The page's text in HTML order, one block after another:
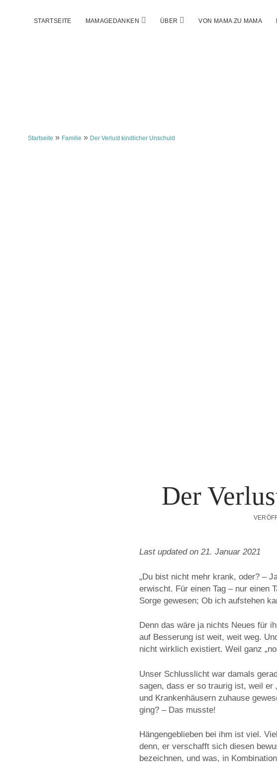
STARTSEITE MAMAGEDANKEN Menü
ÜBER MenüVON MAMA ZU MAMA
Startseite » Familie » Der Verlust kindlicher Unschuld
Der
Last updated on 21. Januar 2021
„Du bist nicht mehr krank, oder? –
erwischt. Für einen Tag – nur einen
Sorge gewesen; Ob ich aufstehen
Denn das wäre ja nichts Neues für
auf Besserung ist weit, weit weg.
nicht wirklich existiert. Weil ganz
Unser Schlusslicht war damals
sagen, dass er so traurig ist, weil er
und Krankenhäusern zuhause
ging? – Das musste!
Hängengeblieben bei ihm ist viel.
denn, er verschafft sich diesen
bezeichnen, und was, in